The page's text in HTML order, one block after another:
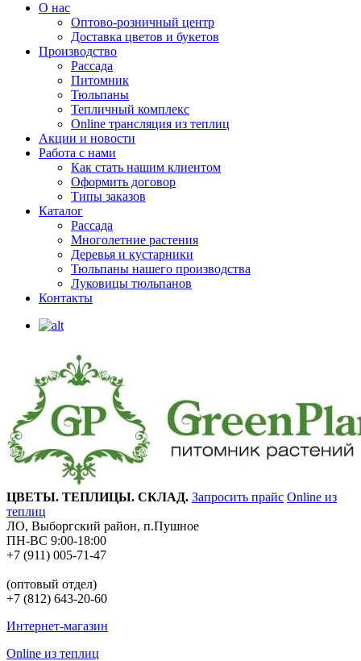
О нас
Оптово-розничный центр
Доставка цветов и букетов
Производство
Рассада
Питомник
Тюльпаны
Тепличный комплекс
Online трансляция из теплиц
Акции и новости
Работа с нами
Как стать нашим клиентом
Оформить договор
Типы заказов
Каталог
Рассада
Многолетние растения
Деревья и кустарники
Тюльпаны нашего производства
Луковицы тюльпанов
Контакты
ЦВЕТЫ. ТЕПЛИЦЫ. СКЛАД. Запросить прайс Online из
теплиц
ЛО, Выборгский район, п.Пушное
ПН-ВС 9:00-18:00
+7 (911) 005-71-47
(оптовый отдел)
+7 (812) 643-20-60
Интернет-магазин
Online из теплиц